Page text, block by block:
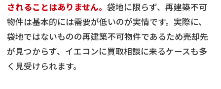
されることはありません。 袋地に限らず、再建築不可
物件は基本的には需要が低いのが実情です。実際に、
袋地ではないものの再建築不可物件であるため売却先
が見つからず、イエコンに買取相談に来るケースも多
く見受けられます。